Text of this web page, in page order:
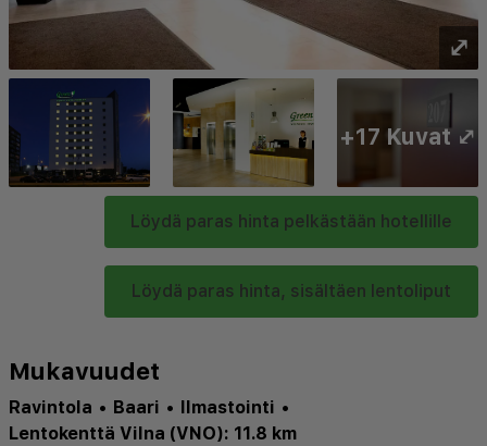
⤢
Löydä paras hinta pelkästään hotellille
Löydä paras hinta, sisältäen lentoliput
+17 Kuvat ⤢
Mukavuudet
Ravintola • Baari • Ilmastointi •
Lentokenttä Vilna (VNO): 11.8 km